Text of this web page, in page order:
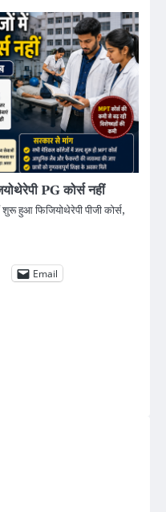
PG कोर्स नहीं
हुआ फिजियोथेरेपी पीजी कोर्स,
Email